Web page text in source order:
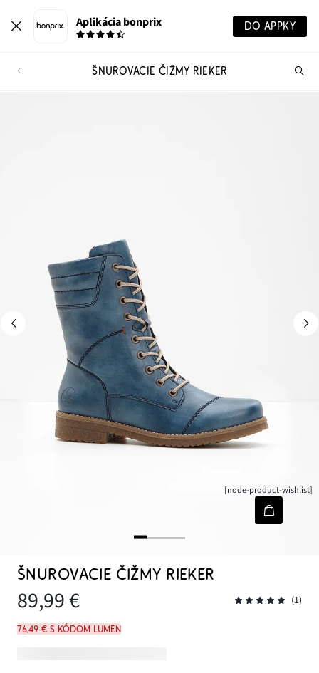
Aplikácia bonprix DO APPKY
ŠNUROVACIE ČIŽMY RIEKER
[node-product-wishlist]
ŠNUROVACIE ČIŽMY RIEKER
89,99 € (1)
76,49 € s kódom LUMEN